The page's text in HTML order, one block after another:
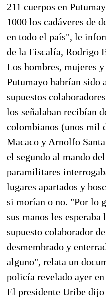
211 cuerpos en
1000 los cadáveres de
en todo el país", le
de la Fiscalía, Rodrigo
Los hombres, mujeres
Putumayo habrían sido
supuestos
los señalaban recibían
colombianos (unos mil
Macaco y Arnolfo
el segundo al mando
paramilitares
lugares apartados y
si morían o no. "Por lo
sus manos les
supuesto colaborador
desmembrado y
alguno", relata un
policía revelado ayer
El presidente Uribe dijo